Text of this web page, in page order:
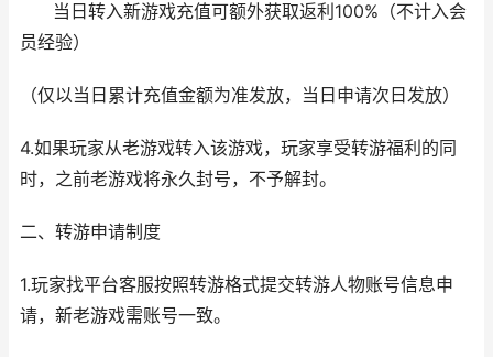
当日转入新游戏充值可额外获取返利100%（不计入会
员经验）
（仅以当日累计充值金额为准发放，当日申请次日发放）
4.如果玩家从老游戏转入该游戏，玩家享受转游福利的同
时，之前老游戏将永久封号，不予解封。
二、转游申请制度
1.玩家找平台客服按照转游格式提交转游人物账号信息申
请，新老游戏需账号一致。